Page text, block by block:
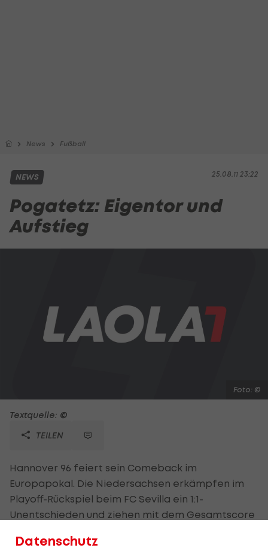
News Fußball
25.08.11 23:22
NEWS
Pogatetz: Eigentor und
Aufstieg
Foto: ©
Textquelle: ©
TEILEN
Hannover 96 feiert sein Comeback im
Europapokal. Die Niedersachsen erkämpfen im
Playoff-Rückspiel beim FC Sevilla ein 1:1-
Unentschieden und ziehen mit dem Gesamtscore
Abdellaoue trifft in Minute 23 zum 1:0, Emanuel
Datenschutz